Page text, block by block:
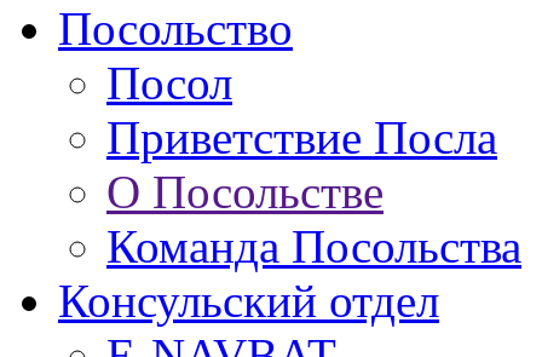
Посольство
Посол
Приветствие Посла
О Посольстве
Команда Посольства
Консульский отдел